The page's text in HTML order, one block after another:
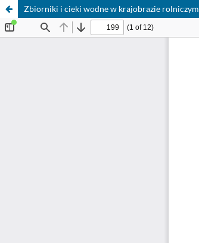
Zbiorniki i cieki wodne w krajobrazie rolniczym